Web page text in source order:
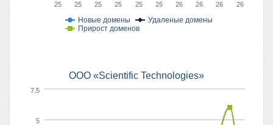
Новые домены
Удаленые домены
Прирост доменов
25
25
25
25
25
25
26
26
26
26
OOO «Scientific Technologies»
5
7.5